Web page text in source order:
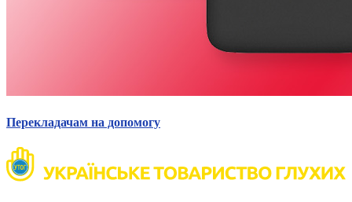
Перекладачам на допомогу